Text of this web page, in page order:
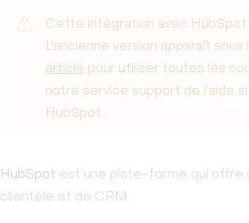
Cette intégration avec
L'ancienne version apparaît
article pour utiliser toutes les
notre service support de l'aide
HubSpot.
HubSpot est une plate-forme qui offre
clientèle et de CRM.